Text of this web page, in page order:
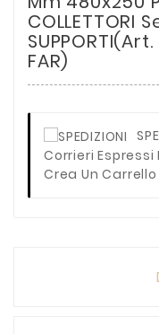
COLLETTORI
FAR)
Corrieri
Crea Un